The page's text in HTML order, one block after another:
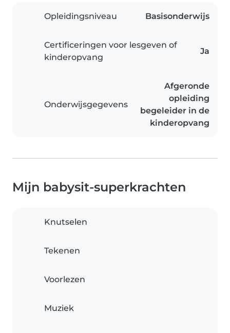
Opleidingsniveau Basisonderwijs
Certificeringen voor lesgeven of
kinderopvang
Ja
Onderwijsgegevens
Afgeronde
opleiding
begeleider in de
kinderopvang
Mijn babysit-superkrachten
Knutselen
Tekenen
Voorlezen
Muziek